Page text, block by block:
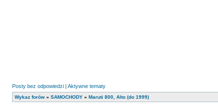
Posty bez odpowiedzi | Aktywne tematy
Wykaz forów » SAMOCHODY » Maruti 800, Alto (do 1999)